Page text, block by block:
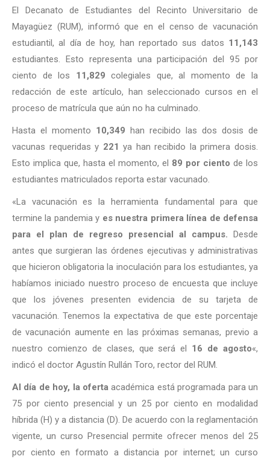
El Decanato de Estudiantes del Recinto Universitario de
Mayagüez (RUM), informó que en el censo de vacunación
estudiantil, al día de hoy, han reportado sus datos 11,143
estudiantes. Esto representa una participación del 95 por
ciento de los 11,829 colegiales que, al momento de la
redacción de este artículo, han seleccionado cursos en el
proceso de matrícula que aún no ha culminado.
Hasta el momento 10,349 han recibido las dos dosis de
vacunas requeridas y 221 ya han recibido la primera dosis.
Esto implica que, hasta el momento, el 89 por ciento de los
estudiantes matriculados reporta estar vacunado.
«La vacunación es la herramienta fundamental para que
termine la pandemia y es nuestra primera línea de defensa
para el plan de regreso presencial al campus. Desde
antes que surgieran las órdenes ejecutivas y administrativas
que hicieron obligatoria la inoculación para los estudiantes, ya
habíamos iniciado nuestro proceso de encuesta que incluye
que los jóvenes presenten evidencia de su tarjeta de
vacunación. Tenemos la expectativa de que este porcentaje
de vacunación aumente en las próximas semanas, previo a
nuestro comienzo de clases, que será el 16 de agosto«,
indicó el doctor Agustín Rullán Toro, rector del RUM.
Al día de hoy, la oferta académica está programada para un
75 por ciento presencial y un 25 por ciento en modalidad
híbrida (H) y a distancia (D). De acuerdo con la reglamentación
vigente, un curso Presencial permite ofrecer menos del 25
por ciento en formato a distancia por internet; un curso